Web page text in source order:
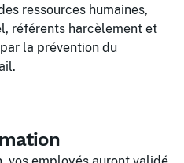
ressources humaines,
référents harcèlement et
la prévention du